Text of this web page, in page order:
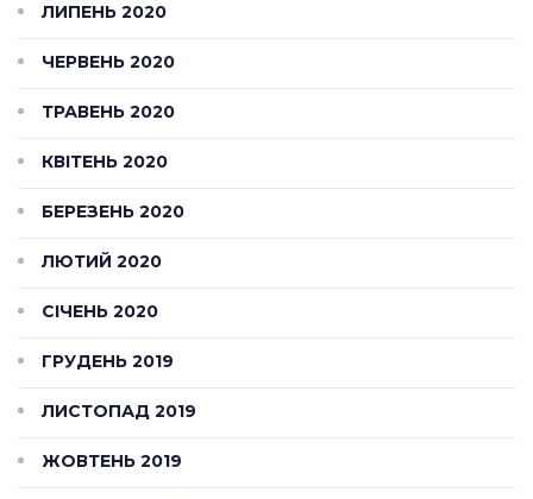
ЛИПЕНЬ 2020
ЧЕРВЕНЬ 2020
ТРАВЕНЬ 2020
КВІТЕНЬ 2020
БЕРЕЗЕНЬ 2020
ЛЮТИЙ 2020
СІЧЕНЬ 2020
ГРУДЕНЬ 2019
ЛИСТОПАД 2019
ЖОВТЕНЬ 2019